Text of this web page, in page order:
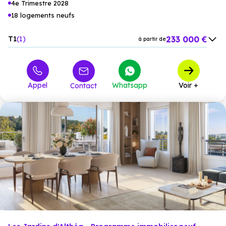
4e Trimestre 2028
18 logements neufs
T1 1 à partir de233 000 €
à partir de 373 000 €
à partir de 507 000 €
T5 5 à partir de710 000 €
Appel Contact Whatsapp Voir +